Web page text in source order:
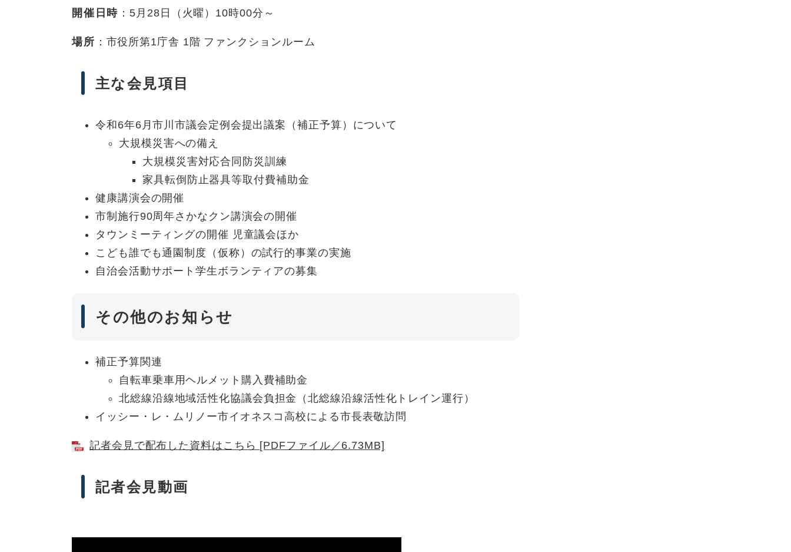
開催日時 ：5月28日（火曜）10時00分～
場所 ：市役所第1庁舎 1階 ファンクションルーム
主な会見項目
令和6年6月市川市議会定例会提出議案（補正予算）について
大規模災害への備え
大規模災害対応合同防災訓練
家具転倒防止器具等取付費補助金
健康講演会の開催
市制施行90周年さかなクン講演会の開催
タウンミーティングの開催 児童議会ほか
こども誰でも通園制度（仮称）の試行的事業の実施
自治会活動サポート学生ボランティアの募集
その他のお知らせ
補正予算関連
自転車乗車用ヘルメット購入費補助金
北総線沿線地域活性化協議会負担金（北総線沿線活性化トレイン運行）
イッシー・レ・ムリノー市イオネスコ高校による市長表敬訪問
記者会見で配布した資料はこちら [PDFファイル／6.73MB]
記者会見動画